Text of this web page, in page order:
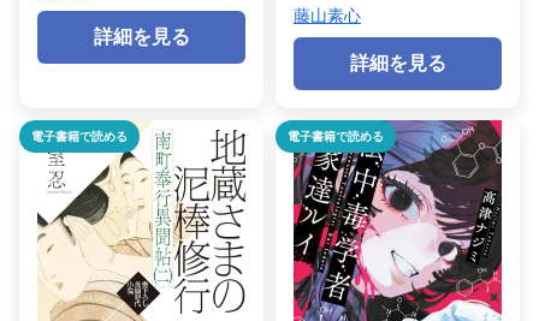
詳細を見る
藤山素心
詳細を見る
電子書籍で読める 電子書籍で読める